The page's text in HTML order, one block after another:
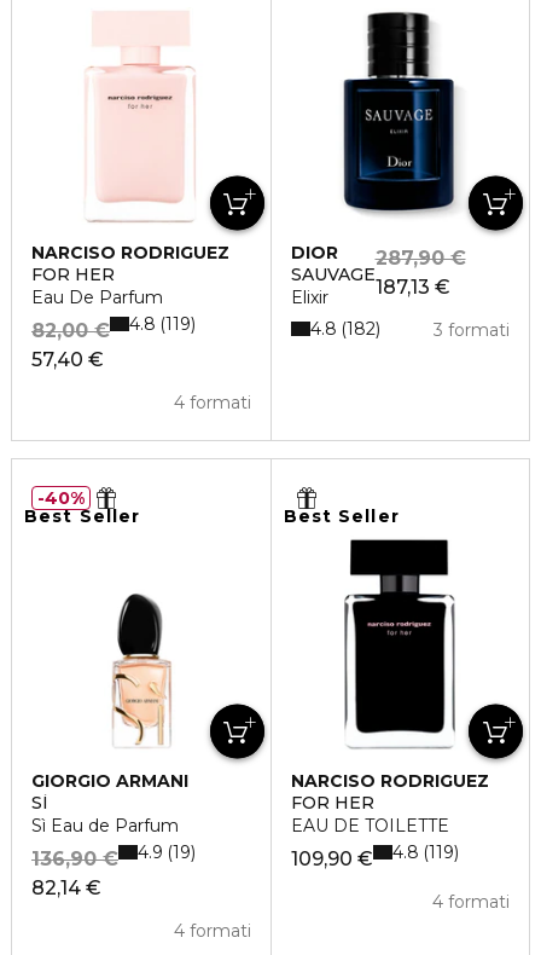
NARCISO RODRIGUEZ
FOR HER
Eau De Parfum
57,40 €
82,00 €
4 formati
4.8 119
DIOR
SAUVAGE
Elixir
187,13 €
287,90 €
3 formati
4.8 182
Best Seller
GIORGIO ARMANI
SÌ
Sì Eau de Parfum
82,14 €
136,90 €
4 formati
4.9 19
40%
Best Seller
NARCISO RODRIGUEZ
FOR HER
EAU DE TOILETTE
109,90 €
4 formati
4.8 119